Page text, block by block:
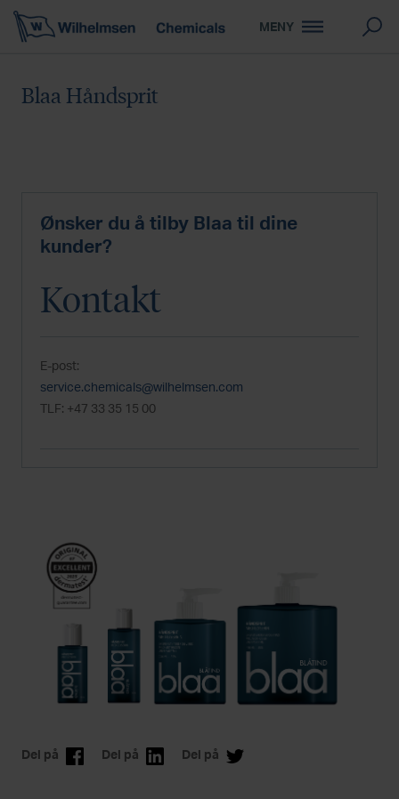
MENY
Blaa Håndsprit
Del på Del på Del på
Ønsker du å tilby Blaa til dine
kunder?
Kontakt
E-post:
service.chemicals@wilhelmsen.com
TLF: +47 33 35 15 00